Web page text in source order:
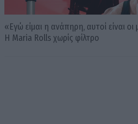
«Εγώ είμαι η ανάπηρη, αυτοί είναι
Η Maria Rolls χωρίς φίλτρο